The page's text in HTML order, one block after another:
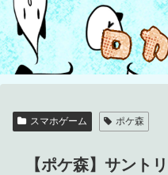
スマホゲーム ポケ森
【ポケ森】サント